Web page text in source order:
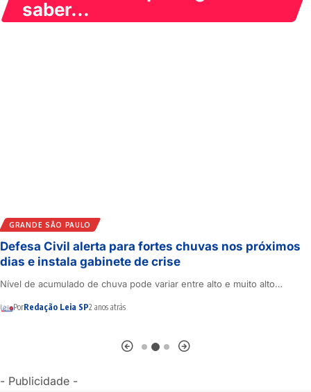
saber...
SÃO PAULO
São Paulo inclui oito novos passeios no programa Vai
de Roteiro
Bairros da Luz, Bixiga e Higienópolis, assim como o Museu da Língua…
PorRedação Leia SP11 meses atrás
- Publicidade -